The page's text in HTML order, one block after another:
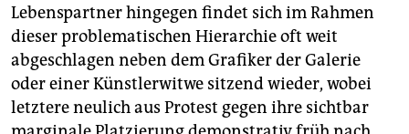
Lebenspartner hingegen findet sich im Rahmen
dieser problematischen Hierarchie oft weit
abgeschlagen neben dem Grafiker der Galerie
oder einer Künstlerwitwe sitzend wieder, wobei
letztere neulich aus Protest gegen ihre sichtbar